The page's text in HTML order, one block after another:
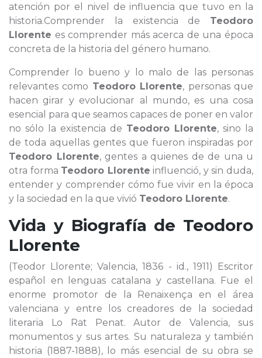
atención por el nivel de influencia que tuvo en la
historia.Comprender la existencia de Teodoro
Llorente es comprender más acerca de una época
concreta de la historia del género humano.
Comprender lo bueno y lo malo de las personas
relevantes como Teodoro Llorente, personas que
hacen girar y evolucionar al mundo, es una cosa
esencial para que seamos capaces de poner en valor
no sólo la existencia de Teodoro Llorente, sino la
de toda aquellas gentes que fueron inspiradas por
Teodoro Llorente, gentes a quienes de de una u
otra forma Teodoro Llorente influenció, y sin duda,
entender y comprender cómo fue vivir en la época
y la sociedad en la que vivió Teodoro Llorente.
Vida y Biografía de Teodoro
Llorente
(Teodor Llorente; Valencia, 1836 - id., 1911) Escritor
español en lenguas catalana y castellana. Fue el
enorme promotor de la Renaixença en el área
valenciana y entre los creadores de la sociedad
literaria Lo Rat Penat. Autor de Valencia, sus
monumentos y sus artes. Su naturaleza y también
historia (1887-1888), lo más esencial de su obra se